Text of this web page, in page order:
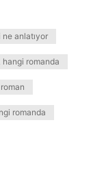
anlatıyor
hangi romanda
romanda